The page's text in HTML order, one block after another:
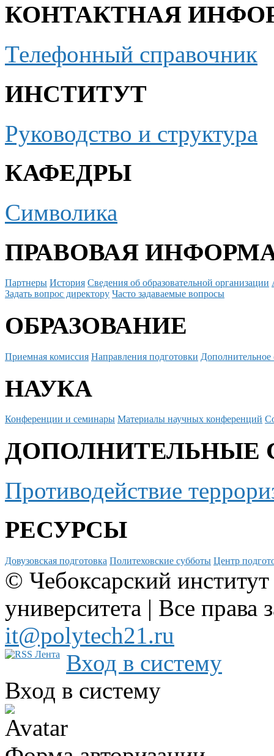
КОНТАКТНАЯ
Телефонный справочник
ИНСТИТУТ
Руководство и структура
КАФЕДРЫ
Символика
ПРАВОВАЯ
Партнеры История Сведения об образовательной организации
Задать вопрос директору Часто задаваемые вопросы
ОБРАЗОВАНИЕ
Приемная комиссия Направления подготовки Дополнительное
НАУКА
Конференции и семинары Материалы научных конференций
ДОПОЛНИТЕЛЬНЫЕ
Противодействие
РЕСУРСЫ
Довузовская подготовка Политеховские субботы Центр
© Чебоксарский
университета | Все
it@polytech21.ru
Вход в систему
Вход в систему